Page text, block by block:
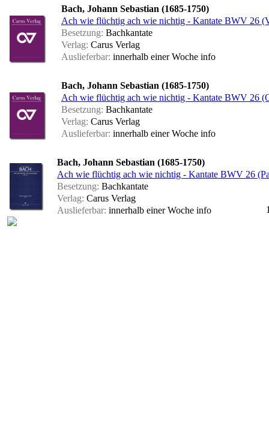
Bach, Johann Sebastian (1685-1750)
Ach wie flüchtig ach wie nichtig - Kantate BWV 26
Besetzung: Bachkantate
Verlag: Carus Verlag
Auslieferbar: innerhalb einer Woche info
Bach, Johann Sebastian (1685-1750)
Ach wie flüchtig ach wie nichtig - Kantate BWV 26
Besetzung: Bachkantate
Verlag: Carus Verlag
Auslieferbar: innerhalb einer Woche info
Bach, Johann Sebastian (1685-1750)
Ach wie flüchtig ach wie nichtig - Kantate BWV 26
Besetzung: Bachkantate
Verlag: Carus Verlag
Auslieferbar: innerhalb einer Woche info